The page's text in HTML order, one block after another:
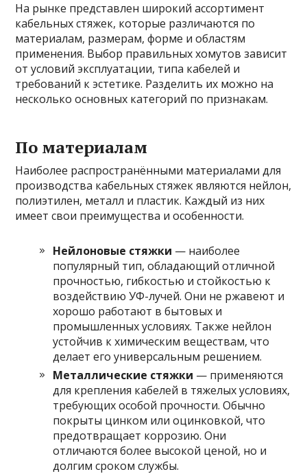
На рынке представлен широкий ассортимент
кабельных стяжек, которые различаются по
материалам, размерам, форме и областям
применения. Выбор правильных хомутов зависит
от условий эксплуатации, типа кабелей и
требований к эстетике. Разделить их можно на
несколько основных категорий по признакам.
По материалам
Наиболее распространёнными материалами для
производства кабельных стяжек являются нейлон,
полиэтилен, металл и пластик. Каждый из них
имеет свои преимущества и особенности.
Нейлоновые стяжки — наиболее
популярный тип, обладающий отличной
прочностью, гибкостью и стойкостью к
воздействию УФ-лучей. Они не ржавеют и
хорошо работают в бытовых и
промышленных условиях. Также нейлон
устойчив к химическим веществам, что
делает его универсальным решением.
Металлические стяжки — применяются
для крепления кабелей в тяжелых условиях,
требующих особой прочности. Обычно
покрыты цинком или оцинковкой, что
предотвращает коррозию. Они
отличаются более высокой ценой, но и
долгим сроком службы.